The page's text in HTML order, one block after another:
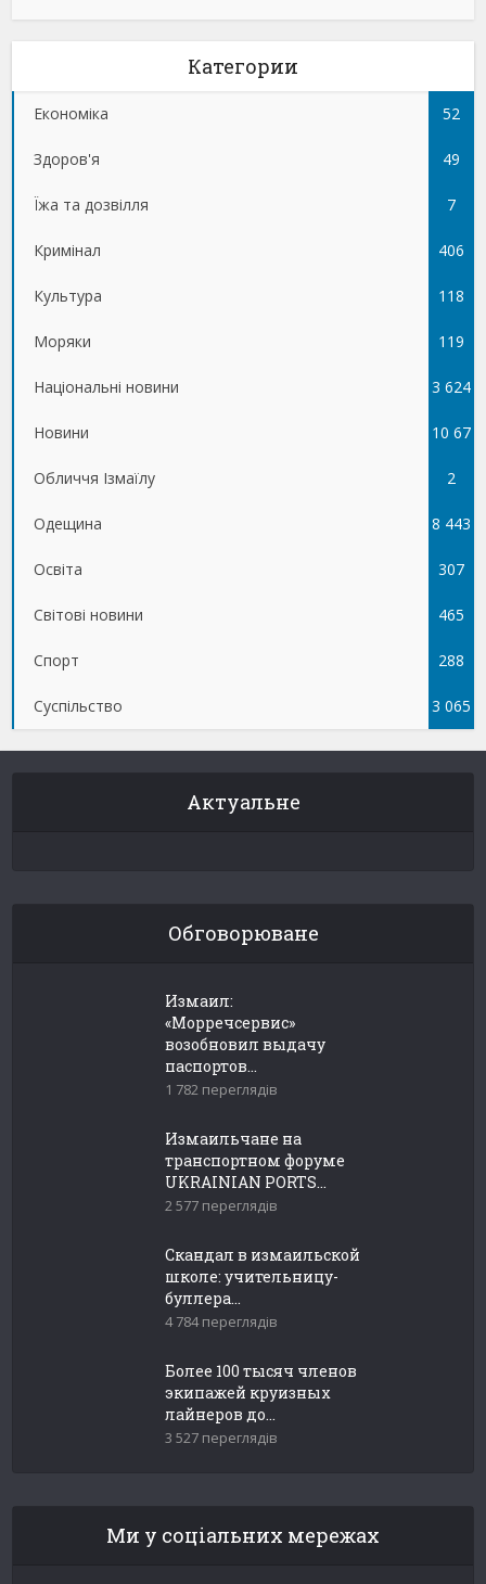
Категории
Економіка 52
Здоров'я 49
Їжа та дозвілля 7
Кримінал 406
Культура 118
Моряки 119
Національні новини 3 624
Новини 10 67
5
Обличчя Ізмаїлу 2
Одещина 8 443
Освіта 307
Світові новини 465
Спорт 288
Суспільство 3 065
Актуальне
Обговорюване
Измаил:
«Морречсервис»
возобновил выдачу
паспортов...
1 782 переглядів
Измаильчане на
транспортном форуме
UKRAINIAN PORTS...
2 577 переглядів
Скандал в измаильской
школе: учительницу-
буллера...
4 784 переглядів
Более 100 тысяч членов
экипажей круизных
лайнеров до...
3 527 переглядів
Ми у соціальних мережах